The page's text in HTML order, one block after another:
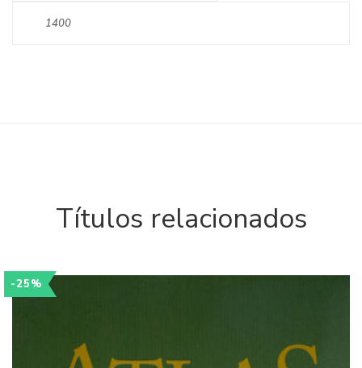
1400
Títulos relacionados
-25%